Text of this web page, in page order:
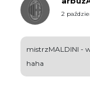
2
mistrzMALDINI -
haha